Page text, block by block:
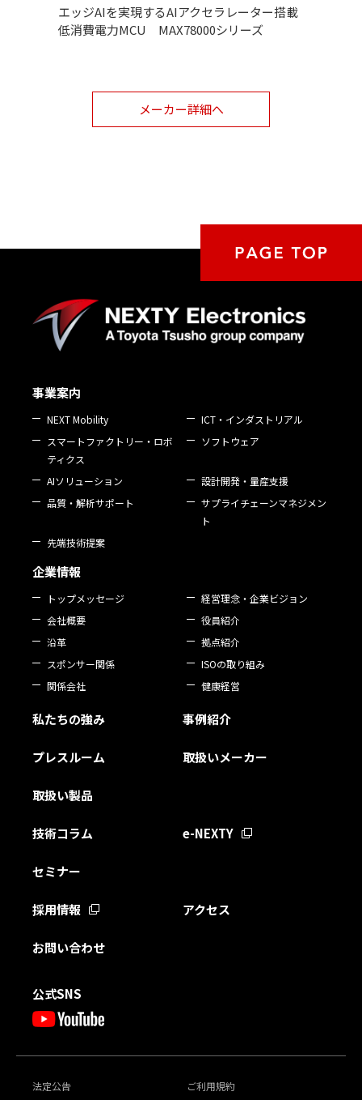
エッジAIを実現するAIアクセラレーター搭載
低消費電力MCU MAX78000シリーズ
メーカー詳細へ
事業案内
NEXT Mobility
ICT・インダストリアル
スマートファクトリー・ロボ
ティクス
ソフトウェア
AIソリューション
設計開発・量産支援
品質・解析サポート
サプライチェーンマネジメン
ト
先端技術提案
企業情報
トップメッセージ
経営理念・企業ビジョン
会社概要
役員紹介
沿革
拠点紹介
スポンサー関係
ISOの取り組み
関係会社
健康経営
私たちの強み 事例紹介
プレスルーム 取扱いメーカー
取扱い製品
技術コラム e-NEXTY
セミナー
採用情報 アクセス
お問い合わせ
公式SNS
法定公告 ご利用規約